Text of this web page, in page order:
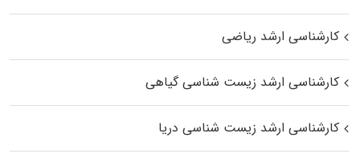
کارشناسی ارشد ریاضی
کارشناسی ارشد زیست‌ شناسی گیاهی
کارشناسی ارشد زیست‌ شناسی دریا